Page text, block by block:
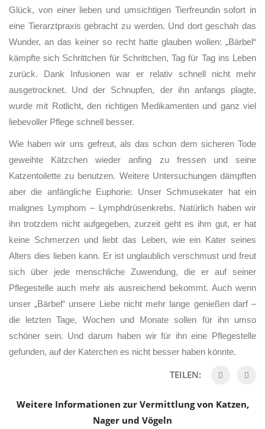
Glück, von einer lieben und umsichtigen Tierfreundin sofort in
eine Tierarztpraxis gebracht zu werden. Und dort geschah das
Wunder, an das keiner so recht hatte glauben wollen: „Bärbel“
kämpfte sich Schrittchen für Schrittchen, Tag für Tag ins Leben
zurück. Dank Infusionen war er relativ schnell nicht mehr
ausgetrocknet. Und der Schnupfen, der ihn anfangs plagte,
wurde mit Rotlicht, den richtigen Medikamenten und ganz viel
liebevoller Pflege schnell besser.
Wie haben wir uns gefreut, als das schon dem sicheren Tode
geweihte Kätzchen wieder anfing zu fressen und seine
Katzentoilette zu benutzen. Weitere Untersuchungen dämpften
aber die anfängliche Euphorie: Unser Schmusekater hat ein
malignes Lymphom – Lymphdrüsenkrebs. Natürlich haben wir
ihn trotzdem nicht aufgegeben, zurzeit geht es ihm gut, er hat
keine Schmerzen und liebt das Leben, wie ein Kater seines
Alters dies lieben kann. Er ist unglaublich verschmust und freut
sich über jede menschliche Zuwendung, die er auf seiner
Pflegestelle auch mehr als ausreichend bekommt. Auch wenn
unser„Bärbel“ unsere Liebe nicht mehr lange genießen darf –
die letzten Tage, Wochen und Monate sollen für ihn umso
schöner sein. Und darum haben wir für ihn eine Pflegestelle
gefunden, auf der Katerchen es nicht besser haben könnte.
TEILEN:
Weitere Informationen zur Vermittlung von Katzen,
Nager und Vögeln